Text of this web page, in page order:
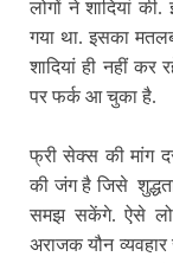
लोगों ने शादियां
गया था.इसका
शादियां ही नहीं कर
पर फर्क आ चुका है.
फ्री सेक्स की मांग
की जंग है जिसे
समझ सकेंगे. ऐसे
अराजक यौन